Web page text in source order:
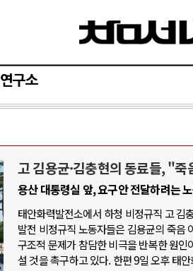
연구소
고 김용균·김충현의 동료들, "
용산 대통령실 앞, 요구안 전달하려는
태안화력발전소에서 하청 비정규직 고 김
발전 비정규직 노동자들은 김용균의 죽음
구조적 문제가 참담한 비극을 반복한 원
설 것을 촉구하고 있다. 한편 9일 오후 태안
중국
AI 국부
AI 데이